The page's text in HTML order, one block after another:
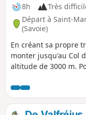
8h
Très
Départ à Saint-
(Savoie)
En créant sa propre
monter jusqu'au Col
altitude de 3000 m.
vous fait frôler les
spectacle grandiose